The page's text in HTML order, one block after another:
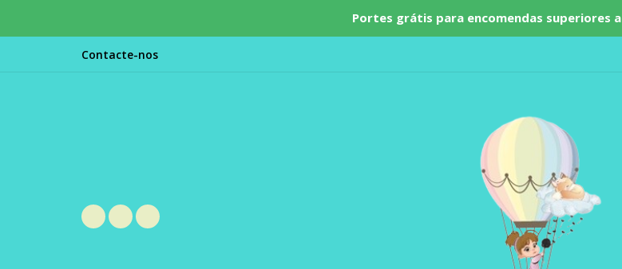
Portes grátis para encomendas superiores
Contacte-nos